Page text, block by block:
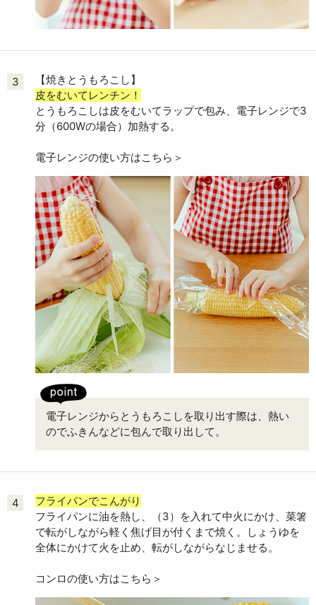
3
【焼きとうもろこし】
皮をむいてレンチン！
とうもろこしは皮をむいてラップで包み、電子レンジで3
分（600Wの場合）加熱する。
電子レンジの使い方はこちら＞
電子レンジからとうもろこしを取り出す際は、熱い
のでふきんなどに包んで取り出して。
4
フライパンでこんがり
フライパンに油を熱し、（3）を入れて中火にかけ、菜箸
で転がしながら軽く焦げ目が付くまで焼く。しょうゆを
全体にかけて火を止め、転がしながらなじませる。
コンロの使い方はこちら＞